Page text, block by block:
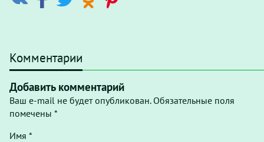
Комментарии
Добавить комментарий
Ваш e-mail не будет опубликован. Обязательные поля
помечены *
Имя *